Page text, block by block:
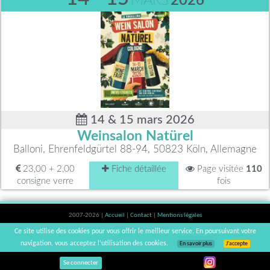
14 & 15 mars 2026
Weinsalon Natürel
Balloni, Ehrenfeldgürtel 88-94, 50823 Köln, Allemagne
23,00 + 2,00
consigne verre
Fiche détaillée Page visitée 110
fois
2007-2026 | Accueil Contact
Mentions légales
L'abus d'alcool est dangereux pour la santé, à consommer avec modération. |
vinsnaturels | v3.12
Se connecter
Ce site utilise des cookies pour vous offrir le meilleur service. En poursuivant votre
navigation, vous acceptez l’utilisation des cookies.
En savoir plus J’accepte